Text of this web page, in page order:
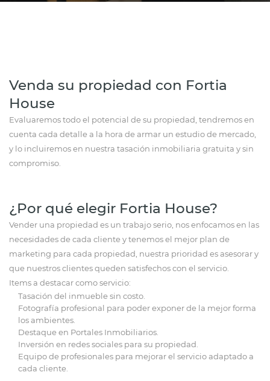
Venda su propiedad con Fortia
House
Evaluaremos todo el potencial de su propiedad, tendremos en
cuenta cada detalle a la hora de armar un estudio de mercado,
y lo incluiremos en nuestra tasación inmobiliaria gratuita y sin
compromiso.
¿Por qué elegir Fortia House?
Vender una propiedad es un trabajo serio, nos enfocamos en las
necesidades de cada cliente y tenemos el mejor plan de
marketing para cada propiedad, nuestra prioridad es asesorar y
que nuestros clientes queden satisfechos con el servicio.
Items a destacar como servicio:
Tasación del inmueble sin costo.
Fotografía profesional para poder exponer de la mejor forma
los ambientes.
Destaque en Portales Inmobiliarios.
Inversión en redes sociales para su propiedad.
Equipo de profesionales para mejorar el servicio adaptado a
cada cliente.